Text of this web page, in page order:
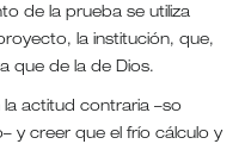
de la prueba se utiliza
la institución, que,
que de la de Dios.
actitud contraria –so
y creer que el frío cálculo y